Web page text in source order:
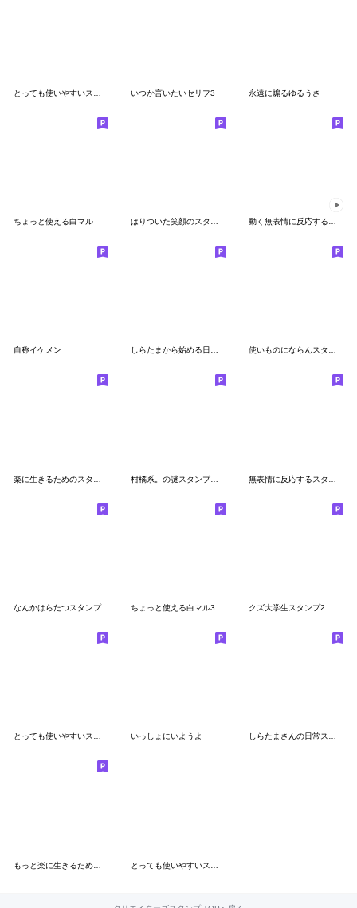
いつか言いたいセリフ3 永遠に煽るゆるうさ
ちょっと使える白マル
自称イケメン しらたまから始める日常生活2 使いものにならんスタンプ
柑橘系。の謎スタンプ（2）
なんかはらたつスタンプ ちょっと使える白マル3 クズ大学生スタンプ2
とっても使いやすいスタンプたち6 いっしょにいようよ しらたまさんの日常スタンプ